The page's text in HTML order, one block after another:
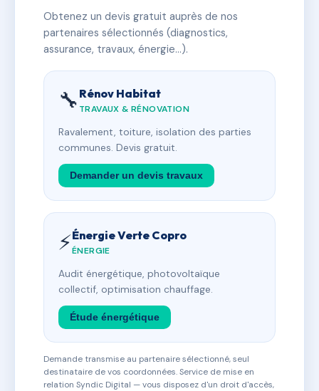
Obtenez un devis gratuit auprès de nos
partenaires sélectionnés (diagnostics,
assurance, travaux, énergie…).
🔧 Rénov Habitat
TRAVAUX & RÉNOVATION
Ravalement, toiture, isolation des parties
communes. Devis gratuit.
Demander un devis travaux
⚡Énergie Verte Copro
ÉNERGIE
Audit énergétique, photovoltaïque
collectif, optimisation chauffage.
Étude énergétique
Demande transmise au partenaire sélectionné, seul
destinataire de vos coordonnées. Service de mise en
relation Syndic Digital — vous disposez d'un droit d'accès,